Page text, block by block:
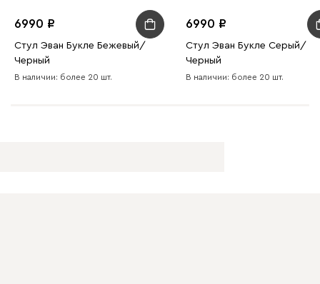
6990
Стул Эван Букле Бежевый/
Черный
В наличии: более 20 шт.
6990
Стул Эван Букле Серый/
Черный
В наличии: более 20 шт.